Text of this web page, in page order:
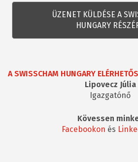
kérdés
A SWISSCHAM HUNGARY
Lipovecz Júlia
Igazgatónő
Kövessen
Facebookon és